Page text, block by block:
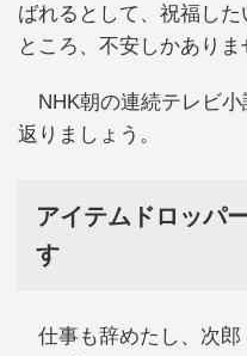
ばれるとして、祝福し
ところ、不安しかありま
NHK朝の連続テレビ小
返りましょう。
アイテムドロッパ
す
仕事も辞めたし、次郎